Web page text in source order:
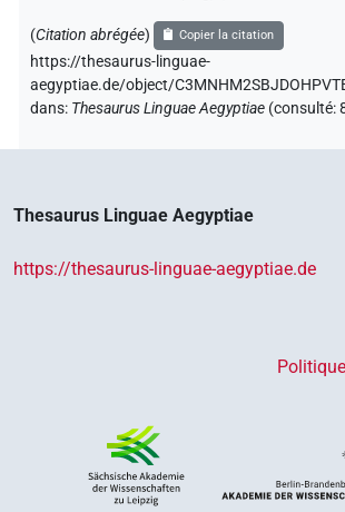
(Citation abrégée) Copier la citation
https://thesaurus-linguae-
aegyptiae.de/object/
dans: Thesaurus Linguae Aegyptiae (consulté:
Thesaurus Linguae Aegyptiae
https://thesaurus-linguae-aegyptiae.de